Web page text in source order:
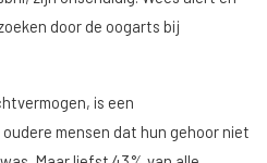
door de oogarts bij
is een
mensen dat hun gehoor niet